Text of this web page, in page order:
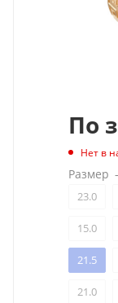
По
Нет в
Размер
23.0
15.0
21.5
21.0